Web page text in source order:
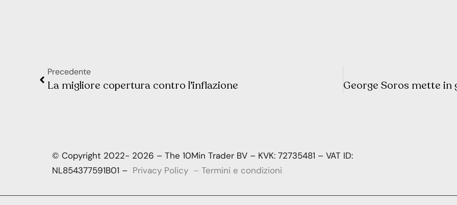
Precedente
La migliore copertura contro l’inflazione
© Copyright 2022- 2026 – The 10Min Trader BV – KVK: 72735481 – VAT ID:
NL854377591B01 – Privacy Policy – Termini e condizioni